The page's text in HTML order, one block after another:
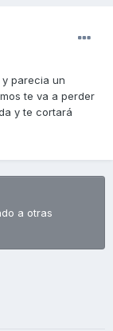
parecia un
te va a perder
y te cortará
a otras